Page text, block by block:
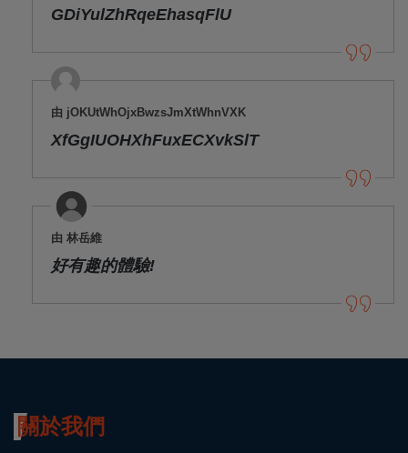
GDiYulZhRqeEhasqFlU
由 jOKUtWhOjxBwzsJmXtWhnVXK
XfGgIUOHXhFuxECXvkSlT
由 林岳維
好有趣的體驗!
關於我們